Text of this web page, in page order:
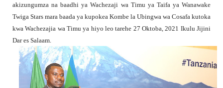
akizungumza na baadhi ya Wachezaji wa Timu ya Taifa ya Wanawake
Twiga Stars mara baada ya kupokea Kombe la Ubingwa wa Cosafa kutoka
kwa Wachezajia wa Timu ya hiyo leo tarehe 27 Oktoba, 2021 Ikulu Jijini
Dar es Salaam.